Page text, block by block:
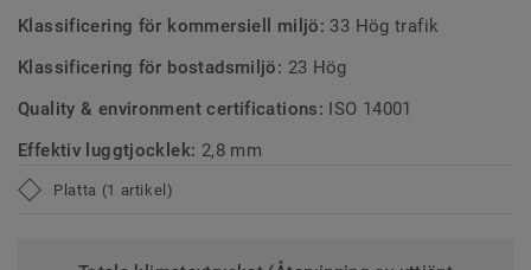
Klassificering för kommersiell miljö: 33 Hög trafik
Klassificering för bostadsmiljö: 23 Hög
Quality & environment certifications: ISO 14001
Effektiv luggtjocklek: 2,8 mm
Platta (1 artikel)